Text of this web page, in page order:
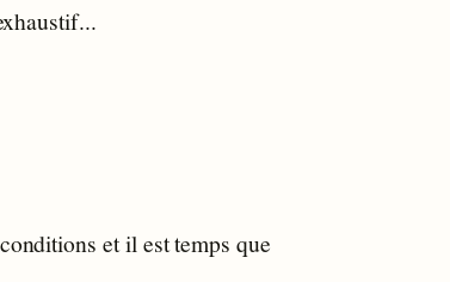
et il est temps que